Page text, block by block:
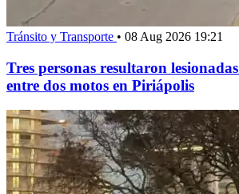
Tránsito y Transporte • 08 Aug 2026 19:21
Tres personas resultaron
entre dos motos en Piriápolis